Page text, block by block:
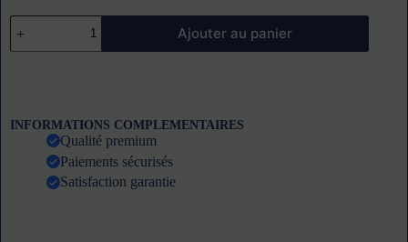
quantité
de
Plonge
à
gauche
Ajouter au panier
INFORMATIONS COMPLEMENTAIRES
Qualité premium
Paiements sécurisés
Satisfaction garantie